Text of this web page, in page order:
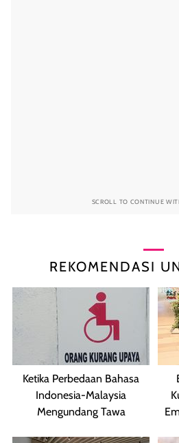
SCROLL TO CONTINUE
REKOMENDASI
Ketika Perbedaan Bahasa
Indonesia-Malaysia
Mengundang Tawa